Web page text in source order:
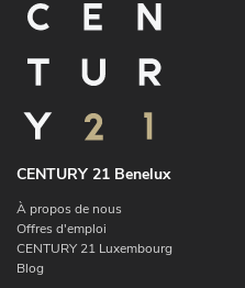
CENTURY 21 Benelux
À propos de nous
Offres d'emploi
CENTURY 21 Luxembourg
Blog